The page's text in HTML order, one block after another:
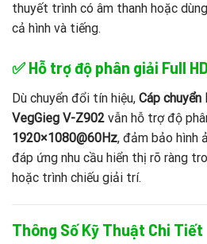
thuyết trình có âm thanh hoặc
cả hình và tiếng.
✅ Hỗ trợ độ phân giải Full
Dù chuyển đổi tín hiệu, Cáp chuyển
VegGieg V-Z902 vẫn hỗ trợ độ
1920×1080@60Hz, đảm bảo hình
đáp ứng nhu cầu hiển thị rõ ràng
hoặc trình chiếu giải trí.
Thông Số Kỹ Thuật Chi Tiết